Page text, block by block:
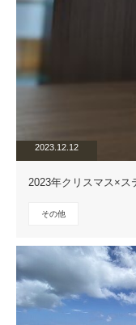
2023.12.12
2023年クリスマス×ス
その他